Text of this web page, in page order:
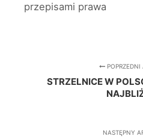
przepisami prawa
POPRZEDNI
STRZELNICE W
NASTĘPNY